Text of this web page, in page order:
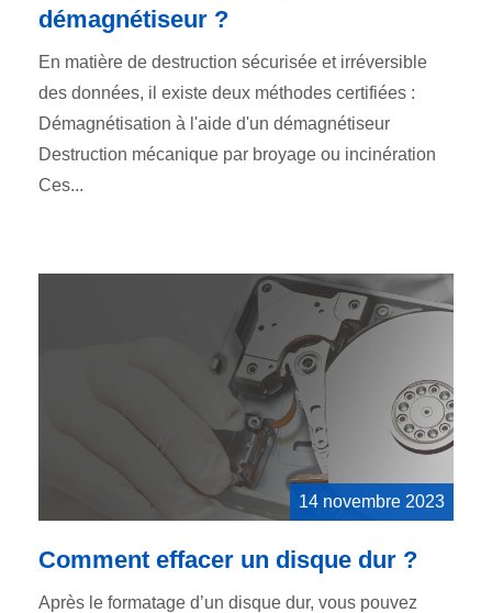
démagnétiseur ?
En matière de destruction sécurisée et irréversible
des données, il existe deux méthodes certifiées :
Démagnétisation à l'aide d'un démagnétiseur
Destruction mécanique par broyage ou incinération
Ces...
14 novembre 2023
Comment effacer un disque dur ?
Après le formatage d’un disque dur, vous pouvez